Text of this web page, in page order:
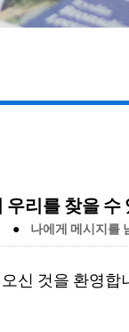
우리를 찾을 수
● 나에게 메시지를
신 것을 환영합